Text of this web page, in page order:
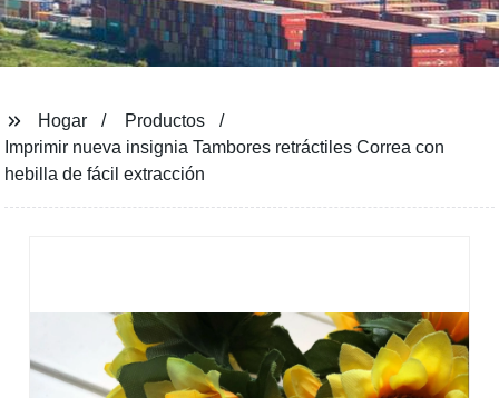
Hogar
Productos
Imprimir nueva insignia Tambores retráctiles Correa con
hebilla de fácil extracción